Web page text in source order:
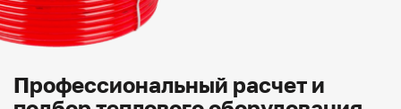
Профессиональный расчет и